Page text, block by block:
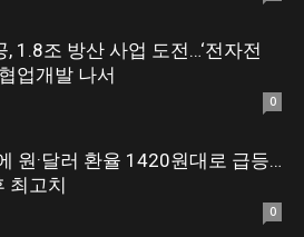
, 1.8조 방산 사업 도전…‘전자전
업개발 나서
0
원·달러 환율 1420원대로 급등…
최고치
0